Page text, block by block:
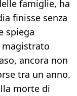
famiglie, ha
finisse senza
spiega
magistrato
ancora non
tra un anno.
morte di